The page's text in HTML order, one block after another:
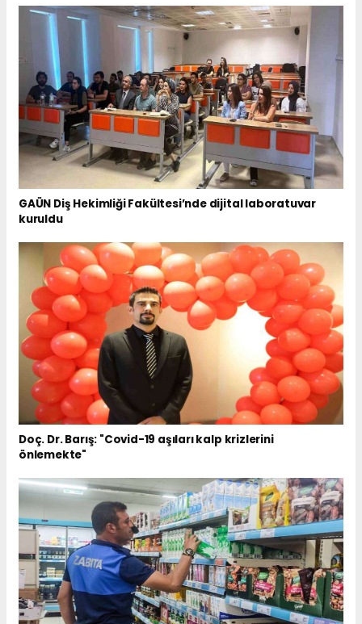
GAÜN Diş Hekimliği Fakültesi’nde dijital laboratuvar
kuruldu
Doç. Dr. Barış: "Covid-19 aşıları kalp krizlerini
önlemekte"